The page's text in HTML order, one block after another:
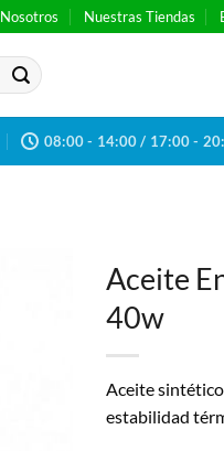
Nuestras Tiendas
08:00 - 14:00 / 17:00 -
Aceite
40w
Aceite
estabilidad